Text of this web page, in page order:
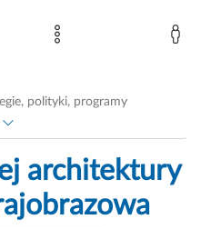
polityki, programy
architektury